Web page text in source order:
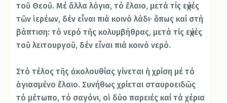
τοῦ Θεοῦ. Μέ ἄλλα λόγια, τό ἔλαιο, μετά τίς εὐχές
τῶν ἱερέων, δέν εἶναι πιά κοινό λάδι· ὅπως καί στή
βάπτιση: τό νερό τῆς κολυμβήθρας, μετά τίς εὐχές
τοῦ λειτουργοῦ, δέν εἶναι πιά κοινό νερό.
Στό τέλος τῆς ἀκολουθίας γίνεται ἡ χρίση μέ τό
ἁγιασμένο ἔλαιο. Συνήθως χρίεται σταυροειδῶς
τό μέτωπο, τό σαγόνι, οἱ δύο παρειές καί τά χέρια